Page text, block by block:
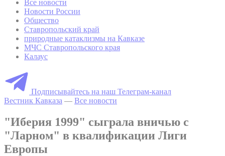
Все новости
Новости России
Общество
Ставропольский край
природные катаклизмы на Кавказе
МЧС Ставропольского края
Калаус
Подписывайтесь на наш Телеграм-канал
Вестник Кавказа — Все новости
"Иберия 1999" сыграла вничью с
"Ларном" в квалификации Лиги
Европы